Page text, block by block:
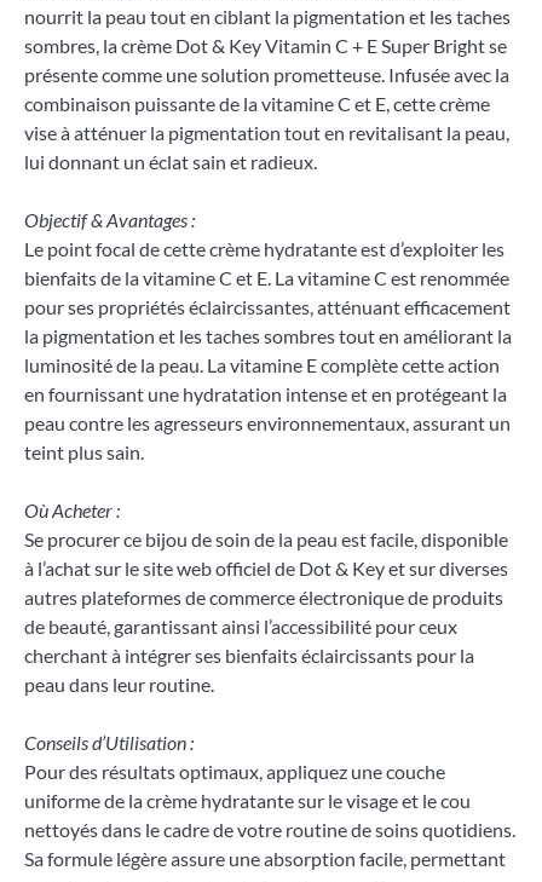
nourrit la peau tout en ciblant la pigmentation et les taches
sombres, la crème Dot & Key Vitamin C + E Super Bright se
présente comme une solution prometteuse. Infusée avec la
combinaison puissante de la vitamine C et E, cette crème
vise à atténuer la pigmentation tout en revitalisant la peau,
lui donnant un éclat sain et radieux.
Objectif & Avantages :
Le point focal de cette crème hydratante est d’exploiter les
bienfaits de la vitamine C et E. La vitamine C est renommée
pour ses propriétés éclaircissantes, atténuant efficacement
la pigmentation et les taches sombres tout en améliorant la
luminosité de la peau. La vitamine E complète cette action
en fournissant une hydratation intense et en protégeant la
peau contre les agresseurs environnementaux, assurant un
teint plus sain.
Où Acheter :
Se procurer ce bijou de soin de la peau est facile, disponible
à l’achat sur le site web officiel de Dot & Key et sur diverses
autres plateformes de commerce électronique de produits
de beauté, garantissant ainsi l’accessibilité pour ceux
cherchant à intégrer ses bienfaits éclaircissants pour la
peau dans leur routine.
Conseils d’Utilisation :
Pour des résultats optimaux, appliquez une couche
uniforme de la crème hydratante sur le visage et le cou
nettoyés dans le cadre de votre routine de soins quotidiens.
Sa formule légère assure une absorption facile, permettant